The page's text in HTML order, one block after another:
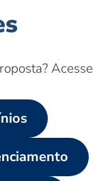
Acesse